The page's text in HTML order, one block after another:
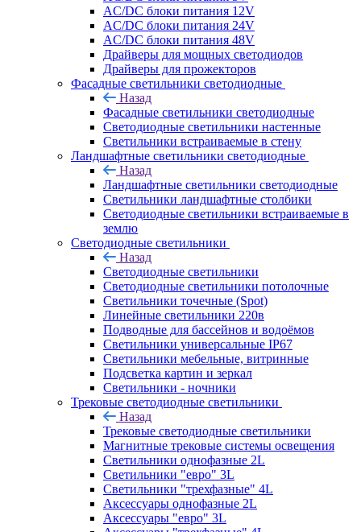
AC/DC блоки питания 12V
AC/DC блоки питания 24V
AC/DC блоки питания 48V
Драйверы для мощных светодиодов
Драйверы для прожекторов
Фасадные светильники светодиодные
Назад
Фасадные светильники светодиодные
Светодиодные светильники настенные
Светильники встраиваемые в стену
Ландшафтные светильники светодиодные
Назад
Ландшафтные светильники светодиодные
Светильники ландшафтные столбики
Светодиодные светильники встраиваемые в
землю
Светодиодные светильники
Назад
Светодиодные светильники
Светодиодные светильники потолочные
Светильники точечные (Spot)
Линейные светильники 220в
Подводные для бассейнов и водоёмов
Светильники универсальные IP67
Светильники мебельные, витринные
Подсветка картин и зеркал
Светильники - ночники
Трековые светодиодные светильники
Назад
Трековые светодиодные светильники
Магнитные трековые системы освещения
Светильники однофазные 2L
Светильники "евро" 3L
Светильники "трехфазные" 4L
Аксессуары однофазные 2L
Аксессуары "евро" 3L